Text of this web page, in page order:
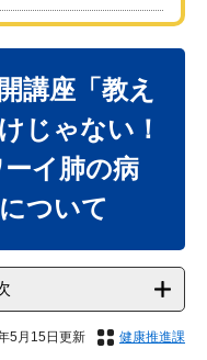
講座「教え
じゃない！
イ肺の病
ついて
5月15日更新 健康推進課